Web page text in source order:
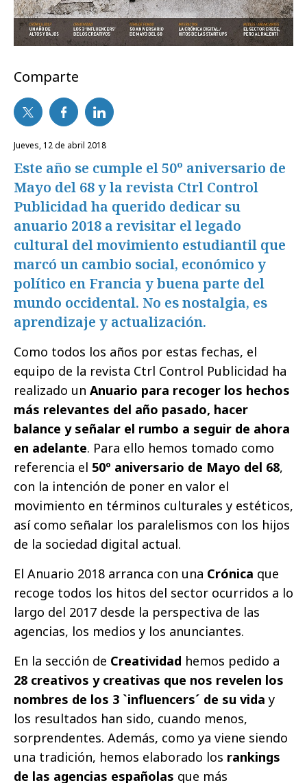
Comparte
jueves, 12 de abril 2018
Este año se cumple el 50º aniversario de
Mayo del 68 y la revista Ctrl Control
Publicidad ha querido dedicar su
anuario 2018 a revisitar el legado
cultural del movimiento estudiantil que
marcó un cambio social, económico y
político en Francia y buena parte del
mundo occidental. No es nostalgia, es
aprendizaje y actualización.
Como todos los años por estas fechas, el
equipo de la revista Ctrl Control Publicidad ha
realizado un Anuario para recoger los hechos
más relevantes del año pasado, hacer
balance y señalar el rumbo a seguir de ahora
en adelante. Para ello hemos tomado como
referencia el 50º aniversario de Mayo del 68,
con la intención de poner en valor el
movimiento en términos culturales y estéticos,
así como señalar los paralelismos con los hijos
de la sociedad digital actual.
El Anuario 2018 arranca con una Crónica que
recoge todos los hitos del sector ocurridos a lo
largo del 2017 desde la perspectiva de las
agencias, los medios y los anunciantes.
En la sección de Creatividad hemos pedido a
28 creativos y creativas que nos revelen los
nombres de los 3 `influencers´ de su vida y
los resultados han sido, cuando menos,
sorprendentes. Además, como ya viene siendo
una tradición, hemos elaborado los rankings
de las agencias españolas que más